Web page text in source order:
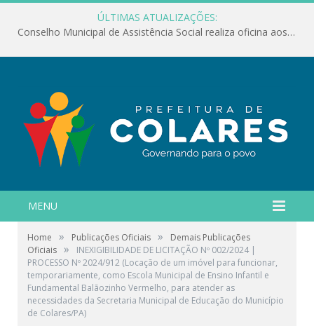
ÚLTIMAS ATUALIZAÇÕES:
Conselho Municipal de Assistência Social realiza oficina aos servidores
MENU
Home » Publicações Oficiais »
Demais Publicações
Oficiais »
INEXIGIBILIDADE DE LICITAÇÃO Nº 002/2024 |
PROCESSO Nº 2024/912 (Locação de um imóvel para funcionar,
temporariamente, como Escola Municipal de Ensino Infantil e
Fundamental Balãozinho Vermelho, para atender as
necessidades da Secretaria Municipal de Educação do Município
de Colares/PA)